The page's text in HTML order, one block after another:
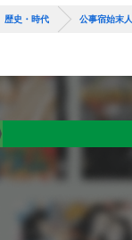
歴史・時代 公事宿始末人